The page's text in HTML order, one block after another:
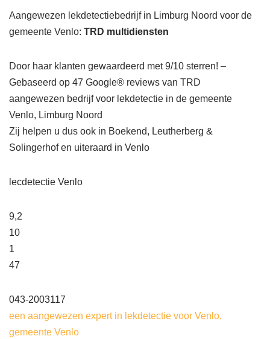
Aangewezen lekdetectiebedrijf in Limburg Noord voor de
gemeente Venlo: TRD multidiensten
Door haar klanten gewaardeerd met 9/10 sterren! –
Gebaseerd op 47 Google® reviews van TRD
aangewezen bedrijf voor lekdetectie in de gemeente
Venlo, Limburg Noord
Zij helpen u dus ook in Boekend, Leutherberg &
Solingerhof en uiteraard in Venlo
lecdetectie Venlo
9,2
10
1
47
043-2003117
een aangewezen expert in lekdetectie voor Venlo,
gemeente Venlo